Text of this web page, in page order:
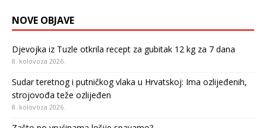
NOVE OBJAVE
Djevojka iz Tuzle otkrila recept za gubitak 12 kg za 7 dana
8. kolovoza 2026.
Sudar teretnog i putničkog vlaka u Hrvatskoj: Ima ozlijeđenih,
strojovođa teže ozlijeđen
8. kolovoza 2026.